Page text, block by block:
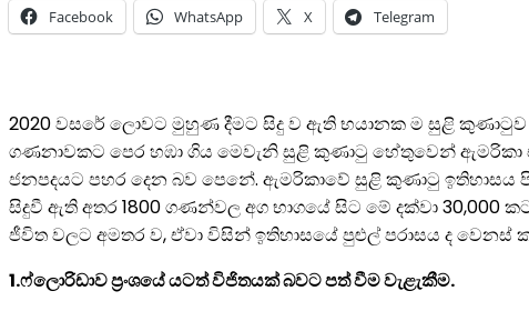
Facebook WhatsApp X Telegram
2020 වසරේ ලොවට මුහුණ දීමට සිදු ව ඇති භයානක ම සුළි
ගණනාවකට පෙර හඹා ගිය මෙවැනි සුළි කුණාටු හේතුවෙන්
ජනපදයට පහර දෙන බව පෙනේ. ඇමරිකාවේ සුළි කුණාටු
සිදුවී ඇති අතර 1800 ගණන්වල අග භාගයේ සිට මේ දක්වා
ජීවිත වලට අමතර ව, ඒවා විසින් ඉතිහාසයේ පුළුල් පරාසය ද වෙනස්
1.ෆ්ලොරිඩාව ප්‍රංශයේ යටත් විජිතයක් බවට පත් වීම වැළැකීම.